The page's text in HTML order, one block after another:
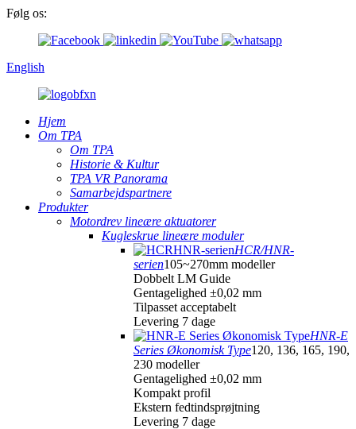
Følg os:
English
Hjem
Om TPA
Om TPA
Historie & Kultur
TPA VR Panorama
Samarbejdspartnere
Produkter
Motordrev lineære aktuatorer
Kugleskrue lineære moduler
HCR/HNR-
serien105~270mm modeller
Dobbelt LM Guide
Gentagelighed ±0,02 mm
Tilpasset acceptabelt
Levering 7 dage
HNR-E
Series Økonomisk Type120, 136, 165, 190,
230 modeller
Gentagelighed ±0,02 mm
Kompakt profil
Ekstern fedtindsprøjtning
Levering 7 dage